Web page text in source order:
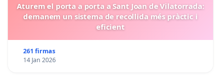
Aturem el porta a porta a Sant Joan de Vilatorrada:
demanem un sistema de recollida més pràctic i
eficient
261 firmas
14 Jan 2026